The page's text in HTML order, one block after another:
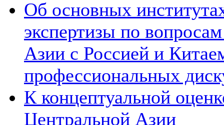
Об основных
экспертизы по
Азии с Россией и
профессиональных
К концептуальной
Центральной Азии